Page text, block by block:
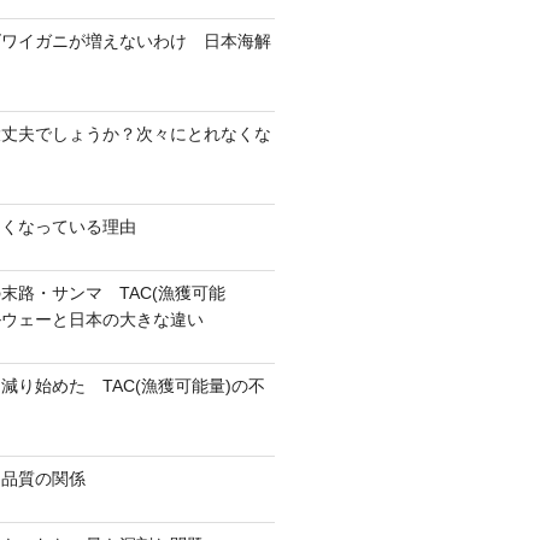
イガニが増えないわけ 日本海解
夫でしょうか？次々にとれなくな
なっている理由
路・サンマ TAC(漁獲可能
ーと日本の大きな違い
り始めた TAC(漁獲可能量)の不
質の関係